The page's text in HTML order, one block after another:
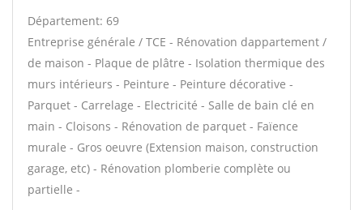
Département: 69
Entreprise générale / TCE - Rénovation dappartement /
de maison - Plaque de plâtre - Isolation thermique des
murs intérieurs - Peinture - Peinture décorative -
Parquet - Carrelage - Electricité - Salle de bain clé en
main - Cloisons - Rénovation de parquet - Faïence
murale - Gros oeuvre (Extension maison, construction
garage, etc) - Rénovation plomberie complète ou
partielle -